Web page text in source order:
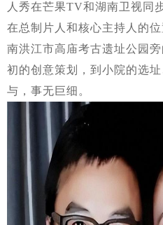
人秀在芒果TV和湖南卫视同
在总制片人和核心主持人的
南洪江市高庙考古遗址公园
初的创意策划，到小院的选
与，事无巨细。